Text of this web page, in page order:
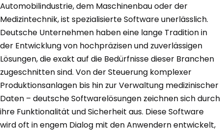
Automobilindustrie, dem Maschinenbau oder der
Medizintechnik, ist spezialisierte Software unerlässlich.
Deutsche Unternehmen haben eine lange Tradition in
der Entwicklung von hochpräzisen und zuverlässigen
Lösungen, die exakt auf die Bedürfnisse dieser Branchen
zugeschnitten sind. Von der Steuerung komplexer
Produktionsanlagen bis hin zur Verwaltung medizinischer
Daten – deutsche Softwarelösungen zeichnen sich durch
ihre Funktionalität und Sicherheit aus. Diese Software
wird oft in engem Dialog mit den Anwendern entwickelt,